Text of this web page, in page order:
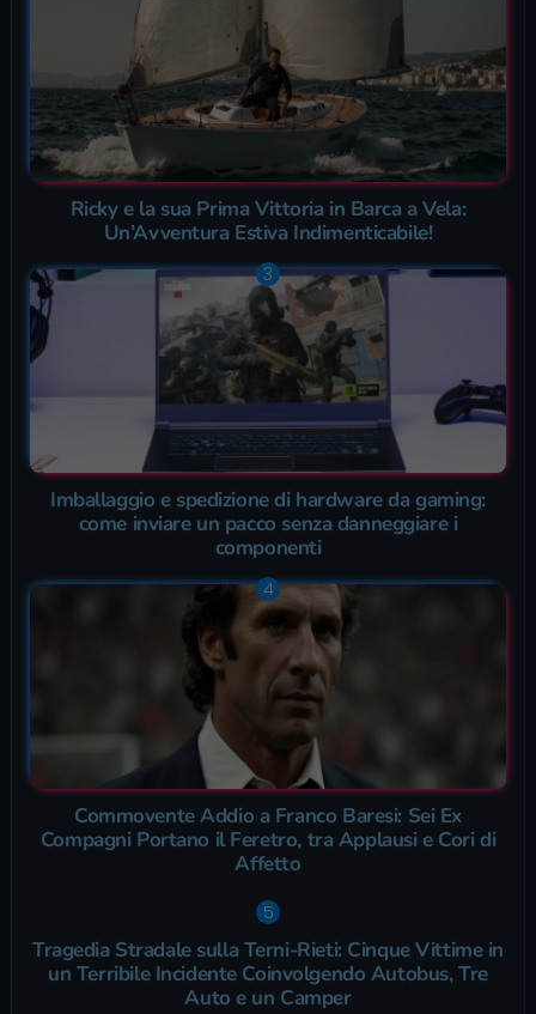
Ricky e la sua Prima Vittoria in Barca a Vela:
Un’Avventura Estiva Indimenticabile!
Imballaggio e spedizione di hardware da gaming:
come inviare un pacco senza danneggiare i
componenti
Commovente Addio a Franco Baresi: Sei Ex
Compagni Portano il Feretro, tra Applausi e Cori di
Affetto
Tragedia Stradale sulla Terni-Rieti: Cinque Vittime in
un Terribile Incidente Coinvolgendo Autobus, Tre
Auto e un Camper